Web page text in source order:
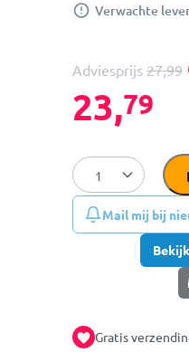
Verwachte
Adviesprijs 27,99
23,79
Mail mij bij
Gratis